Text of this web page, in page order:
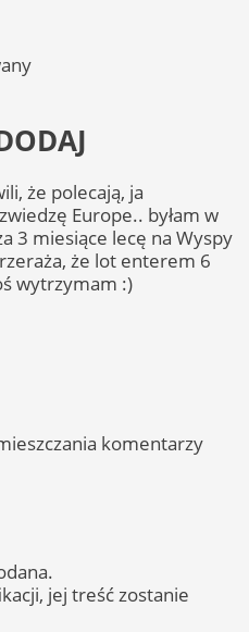
że polecają, ja
Europe.. byłam w
3 miesiące lecę na Wyspy
że lot enterem 6
wytrzymam :)
komentarzy
jej treść zostanie